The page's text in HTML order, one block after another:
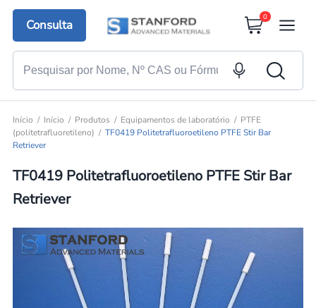
Consulta
0
Início Início Produtos Equipamentos de laboratório
PTFE
(politetrafluoretileno)
TF0419 Politetrafluoroetileno PTFE Stir Bar
Retriever
TF0419 Politetrafluoroetileno PTFE Stir Bar
Retriever